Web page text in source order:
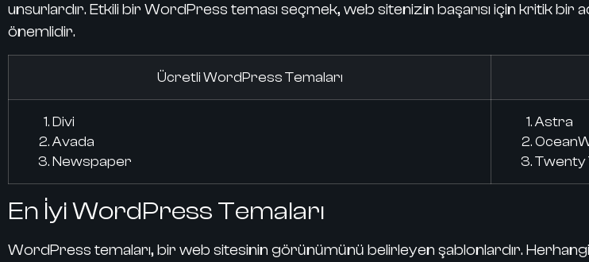
unsurlardır. Etkili bir WordPress teması seçmek, web sitenizin başarısı için kritik
önemlidir.
Ücretli WordPress Temaları
Divi
Avada
Newspaper
Astra
Twenty
En İyi WordPress Temaları
WordPress temaları, bir web sitesinin görünümünü belirleyen şablonlardır.